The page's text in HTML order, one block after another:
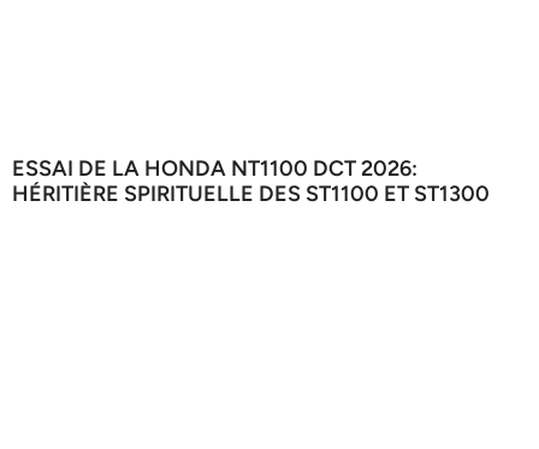
ESSAI DE LA HONDA NT1100 DCT 2026:
HÉRITIÈRE SPIRITUELLE DES ST1100 ET ST1300